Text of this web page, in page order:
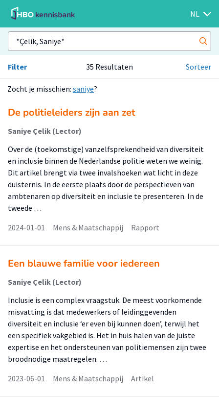
NL
Filter 35 Resultaten Sorteer
Zocht je misschien: saniye?
De politieleiders zijn aan zet
Saniye Çelik (Lector)
Over de (toekomstige) vanzelfsprekendheid van diversiteit
en inclusie binnen de Nederlandse politie weten we weinig.
Dit artikel brengt via twee invalshoeken wat licht in deze
duisternis. In de eerste plaats door de perspectieven van
ambtenaren op diversiteit en inclusie te presenteren. In de
tweede …
2024-01-01
Mens & Maatschappij Rapport
Een blauwe familie voor iedereen
Saniye Çelik (Lector)
Inclusie is een complex vraagstuk. De meest voorkomende
misvatting is dat medewerkers of leidinggevenden
diversiteit en inclusie ‘er even bij kunnen doen’, terwijl het
een specifiek vakgebied is. Het in huis halen van de juiste
expertise en het ondersteunen van politiemensen zijn twee
broodnodige maatregelen. …
2023-06-01
Mens & Maatschappij Artikel